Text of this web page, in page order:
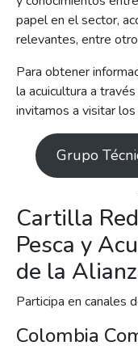
papel en el sector,
relevantes, entre
Para obtener
la acuicultura a
invitamos a visitar
Grupo
Cartilla
Pesca y
de la
Participa en canales
Colombia